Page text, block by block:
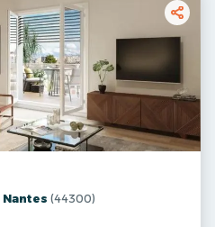
Nantes (44300)